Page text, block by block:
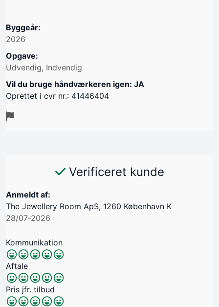
Byggeår:
2026
Opgave:
Udvendig, Indvendig
Vil du bruge håndværkeren igen: JA
Oprettet i cvr nr.: 41446404
Verificeret kunde
Anmeldt af:
The Jewellery Room ApS, 1260 København K
28/07-2026
Kommunikation
Aftale
Pris jfr. tilbud